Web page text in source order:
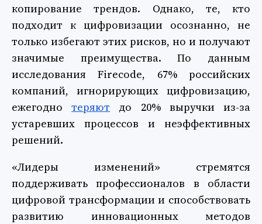
копирование трендов. Однако, те, кто
подходит к цифровизации осознанно, не
только избегают этих рисков, но и получают
значимые преимущества. По данным
исследования Firecode, 67% российских
компаний, игнорирующих цифровизацию,
ежегоднотеряют до 20% выручки из-за
устаревших процессов и неэффективных
решений.
«Лидеры изменений» стремятся
поддерживать профессионалов в области
цифровой трансформации и способствовать
развитию инновационных методов